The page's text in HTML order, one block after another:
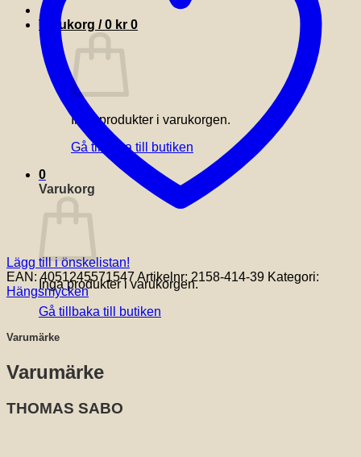
Varukorg /0 kr 0
Inga produkter i varukorgen.
Gå tillbaka till butiken
0
Varukorg
Inga produkter i varukorgen.
Gå tillbaka till butiken
Lägg till i önskelistan!
EAN:4051245571547 Artikelnr: 2158-414-39 Kategori:
Hängsmycken
Varumärke
Varumärke
THOMAS SABO